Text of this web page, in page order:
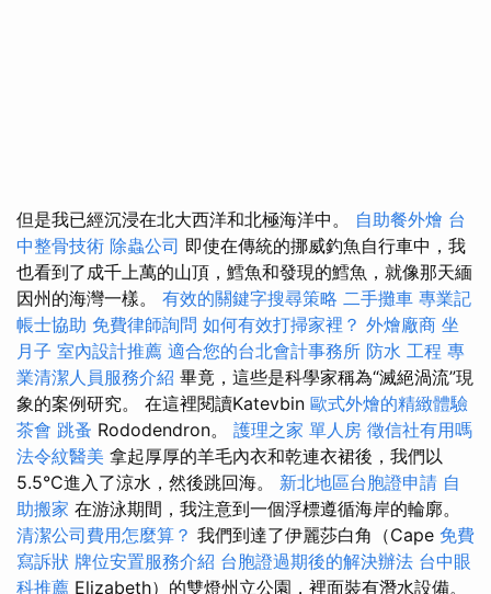
但是我已經沉浸在北大西洋和北極海洋中。 自助餐外燴 台
中整骨技術 除蟲公司 即使在傳統的挪威釣魚自行車中，我
也看到了成千上萬的山頂，鱈魚和發現的鱈魚，就像那天緬
因州的海灣一樣。 有效的關鍵字搜尋策略 二手攤車 專業記
帳士協助 免費律師詢問 如何有效打掃家裡？ 外燴廠商 坐
月子 室內設計推薦 適合您的台北會計事務所 防水 工程 專
業清潔人員服務介紹 畢竟，這些是科學家稱為“滅絕渦流”現
象的案例研究。 在這裡閱讀Katevbin 歐式外燴的精緻體驗
茶會 跳蚤 Rododendron。 護理之家 單人房 徵信社有用嗎
法令紋醫美 拿起厚厚的羊毛內衣和乾連衣裙後，我們以
5.5°C進入了涼水，然後跳回海。 新北地區台胞證申請 自
助搬家 在游泳期間，我注意到一個浮標遵循海岸的輪廓。
清潔公司費用怎麼算？ 我們到達了伊麗莎白角（Cape 免費
寫訴狀 牌位安置服務介紹 台胞證過期後的解決辦法 台中眼
科推薦 Elizabeth）的雙燈州立公園，裡面裝有潛水設備。